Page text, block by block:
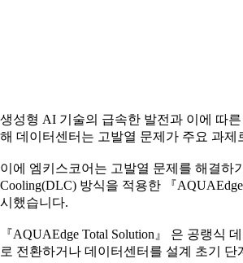
생성형 AI 기술의 급속한 발전과 이에 따
해 데이터센터는 고발열 문제가 주요 과제
이에 엠키스코어는 고발열 문제를 해결하
Cooling(DLC) 방식을 적용한 『
시했습니다.
『AQUAEdge Total Solution』 은 공랭식
로 전환하거나 데이터센터를 설계 초기 단